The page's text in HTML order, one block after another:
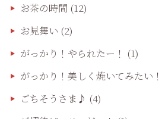
お茶の時間 (12)
お見舞い (2)
がっかり！やられたー！ (1)
がっかり！美しく焼いてみたい！
ごちそうさま♪ (4)